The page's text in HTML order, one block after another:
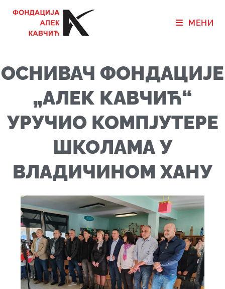
МЕНИ
ОСНИВАЧ ФОНДАЦИЈЕ
„АЛЕК КАВЧИЋ“
УРУЧИО КОМПЈУТЕРЕ
ШКОЛАМА У
ВЛАДИЧИНОМ ХАНУ